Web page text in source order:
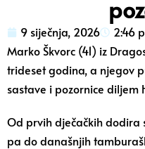
9 siječnja, 2026
2:46
Marko Škvorc (41) iz
trideset godina, a njegov
sastave i pozornice diljem
Od prvih dječačkih dodira
pa do današnjih